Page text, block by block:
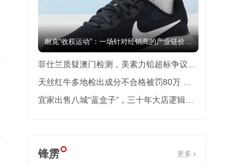
耐克“收权运动”：一场针对经销商的产业链价值
重估
菲仕兰质疑澳门检测，美素力铅超标争议升
级
天丝红牛多地检出成分不合格被罚80万 企
业申诉称“经营困难”
宜家出售八城“蓝盒子”，三十年大店逻辑生
锋雳 更多